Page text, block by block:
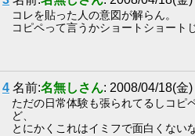
コレを貼った人の意図が解らん。
コピペって言うかショートショート
4 名前:名無しさん: 2008/04/18(金
ただの日常体験も張られてるしコピ
ど、
とにかくこれはイミフで面白くない